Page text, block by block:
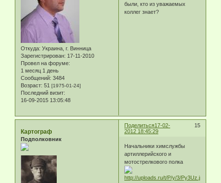
Откуда: Украина, г. Винница
Зарегистрирован: 17-11-2010
Провел на форуме:
1 месяц 1 день
Сообщений: 3484
Возраст: 51 [1975-01-24]
Последний визит:
16-09-2015 13:05:48
были, кто из уважаемых
коллег знает?
Поделиться 15
17-02-
2012 18:45:29
Картограф
Подполковник
Начальники химслужбы
артиллерийского и
мотострелкового полка